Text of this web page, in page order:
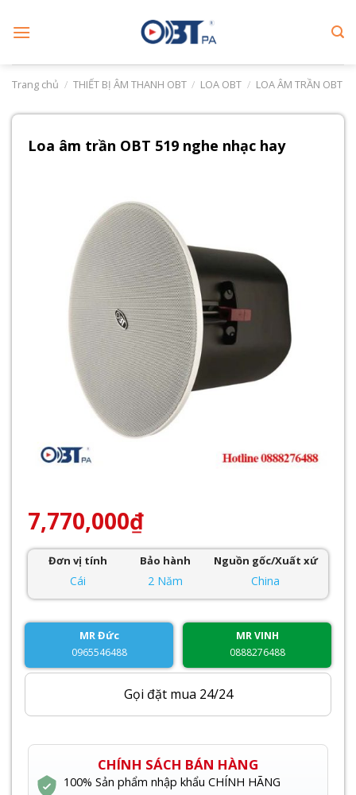
Trang chủ / THIẾT BỊ ÂM THANH OBT / LOA OBT / LOA ÂM TRẦN OBT
Loa âm trần OBT 519 nghe nhạc hay
7,770,000₫
Đơn vị tính
Cái
Bảo hành
2 Năm
Nguồn gốc/Xuất xứ
China
MR Đức
0965546488
MR VINH
0888276488
Gọi đặt mua 24/24
CHÍNH SÁCH BÁN HÀNG
100% Sản phẩm nhập khẩu CHÍNH HÃNG